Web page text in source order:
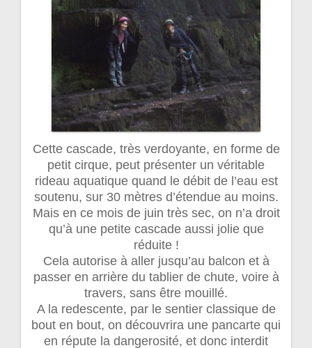
Cette cascade, très verdoyante, en forme de
petit cirque, peut présenter un véritable
rideau aquatique quand le débit de l’eau est
soutenu, sur 30 mètres d’étendue au moins.
Mais en ce mois de juin très sec, on n’a droit
qu’à une petite cascade aussi jolie que
réduite !
Cela autorise à aller jusqu’au balcon et à
passer en arrière du tablier de chute, voire à
travers, sans être mouillé.
A la redescente, par le sentier classique de
bout en bout, on découvrira une pancarte qui
en répute la dangerosité, et donc interdit